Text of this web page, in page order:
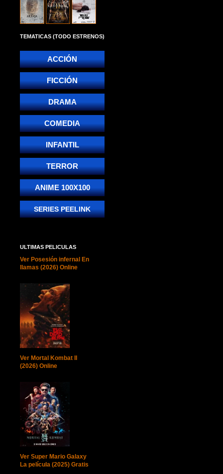
TEMATICAS (TODO ESTRENOS)
ACCIÓN
FICCIÓN
DRAMA
COMEDIA
INFANTIL
TERROR
ANIME 100X100
SERIES PEELINK
ULTIMAS PELICULAS
Ver Posesión infernal En
llamas (2026) Online
Ver Mortal Kombat II
(2026) Online
Ver Super Mario Galaxy
La película (2025) Gratis